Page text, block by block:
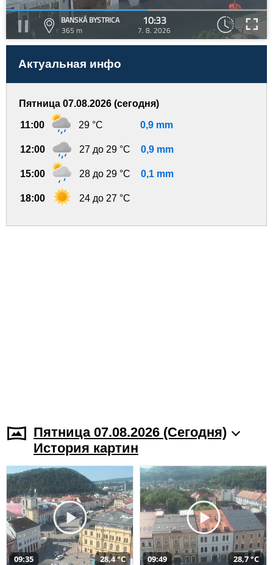
BANSKÁ BYSTRICA
365 m
10:33
7. 8. 2026
Актуальная инфо
Пятница 07.08.2026 (сегодня)
11:00 29 °C 0,9 mm
12:00 27 до 29 °C 0,9 mm
15:00 28 до 29 °C 0,1 mm
18:00 24 до 27 °C
Пятница 07.08.2026 (Cегодня)
История картин
09:35 28,4 °C 09:49 28,7 °C